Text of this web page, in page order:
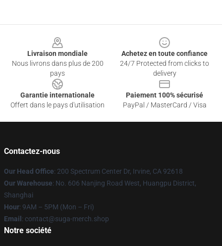
Livraison mondiale
Nous livrons dans plus de 200
pays
Achetez en toute confiance
24/7 Protected from clicks to
delivery
Garantie internationale
Offert dans le pays d'utilisation
Paiement 100% sécurisé
PayPal / MasterCard / Visa
Contactez-nous
Our Head Office: 200 Spectrum Center Dr, Irvine, CA 92618
Our Warehouse: No. 606 Nanjing Road West, Huangpu District,
Shanghai
Hour: 9AM – 5PM (Mon – Fri)
Email : contact@suga-merch.shop
Notre société